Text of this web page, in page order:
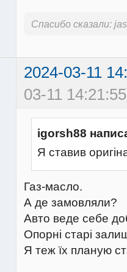
Спасибо сказали:
2024-03-11
03-11
igorsh88
Я ставив
Газ-масло.
А де замовляли?
Авто веде себе
Опорні старі
Я теж їх планую